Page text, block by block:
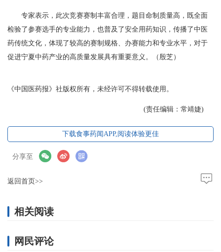
专家表示，此次竞赛赛制丰富合理，题目命制质量高，既全面
检验了参赛选手的专业能力，也普及了安全用药知识，传播了中医
药传统文化，体现了较高的赛制规格、办赛能力和专业水平，对于
促进宁夏中药产业的高质量发展具有重要意义。（殷芝）
《中国医药报》社版权所有，未经许可不得转载使用。
(责任编辑：常靖婕)
下载食事药闻APP,阅读体验更佳
分享至
返回首页>>
相关阅读
网民评论